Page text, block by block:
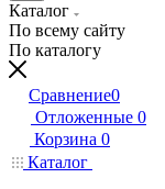
Каталог
По всему сайту
По каталогу
Сравнение0
Отложенные 0
Корзина 0
Каталог